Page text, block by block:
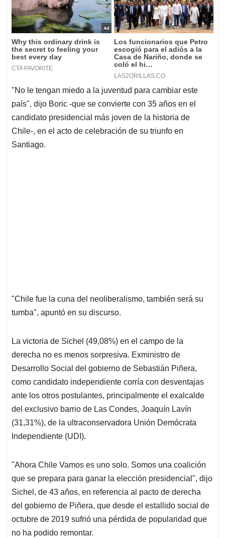
"No le tengan miedo a la juventud para cambiar este
país", dijo Boric -que se convierte con 35 años en el
candidato presidencial más joven de la historia de
Chile-, en el acto de celebración de su triunfo en
Santiago.
"Chile fue la cuna del neoliberalismo, también será su
tumba", apuntó en su discurso.
La victoria de Sichel (49,08%) en el campo de la
derecha no es menos sorpresiva. Exministro de
Desarrollo Social del gobierno de Sebastián Piñera,
como candidato independiente corría con desventajas
ante los otros postulantes, principalmente el exalcalde
del exclusivo barrio de Las Condes, Joaquín Lavín
(31,31%), de la ultraconservadora Unión Demócrata
Independiente (UDI).
"Ahora Chile Vamos es uno solo. Somos una coalición
que se prepara para ganar la elección presidencial", dijo
Sichel, de 43 años, en referencia al pacto de derecha
del gobierno de Piñera, que desde el estallido social de
octubre de 2019 sufrió una pérdida de popularidad que
no ha podido remontar.